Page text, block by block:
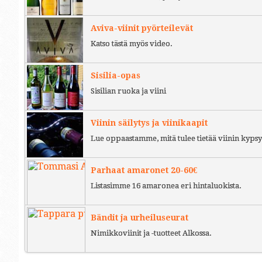
Aviva-viinit pyörteilevät
Katso tästä myös video.
Sisilia-opas
Sisilian ruoka ja viini
Viinin säilytys ja viinikaapit
Lue oppaastamme, mitä tulee tietää viinin
Parhaat amaronet 20-60€
Listasimme 16 amaronea eri hintaluokista.
Bändit ja urheiluseurat
Nimikkoviinit ja -tuotteet Alkossa.